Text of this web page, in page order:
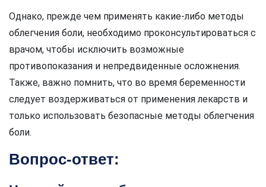
Однако, прежде чем применять какие-либо методы
облегчения боли, необходимо проконсультироваться с
врачом, чтобы исключить возможные
противопоказания и непредвиденные осложнения.
Также, важно помнить, что во время беременности
следует воздерживаться от применения лекарств и
только использовать безопасные методы облегчения
боли.
Вопрос-ответ: